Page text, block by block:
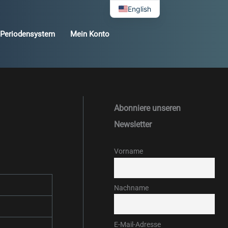
Periodensystem Mein Konto
Abonniere unseren
Newsletter
Vorname
Nachname
E-Mail-Adresse
English